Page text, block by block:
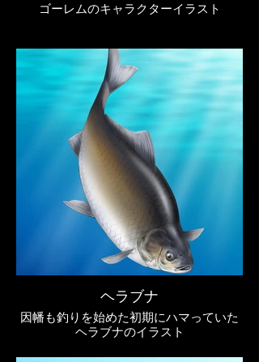
ゴーレムのキャラクターイラスト
ヘラブナ
因幡も釣りを始めた初期にハマっていた
ヘラブナのイラスト